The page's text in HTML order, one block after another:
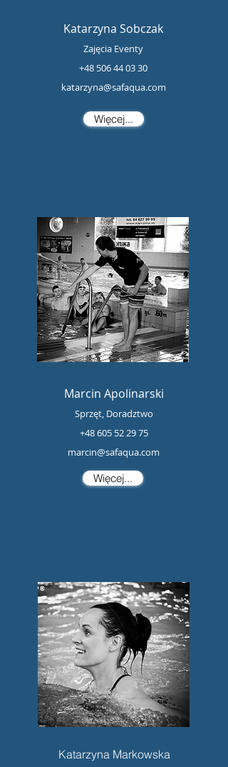
Katarzyna Sobczak
Zajęcia Eventy
+48 506 44 03 30
katarzyna@safaqua.com
Więcej...
Marcin Apolinarski
Sprzęt, Doradztwo
+48 605 52 29 75
marcin@safaqua.com
Więcej...
Katarzyna Markowska